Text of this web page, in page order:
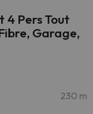
Pers Tout
Garage,
230 m